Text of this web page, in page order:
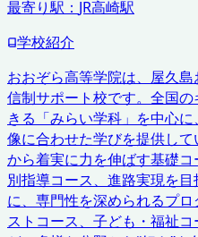
最寄り駅： JR高崎駅
学校紹介
おおぞら高等学院は、屋久
信制サポート校です。全国
きる「みらい学科」を中心
像に合わせた学びを提供し
から着実に力を伸ばす基礎
別指導コース、進路実現を
に、専門性を深められるプ
ストコース、子ども・福祉